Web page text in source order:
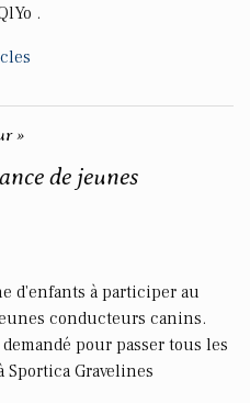
.
»
de jeunes
d'enfants à participer au
conducteurs canins.
pour passer tous les
Sportica Gravelines